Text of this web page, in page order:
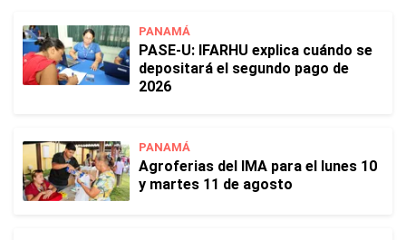
PANAMÁ
PASE-U: IFARHU explica cuándo se
depositará el segundo pago de
2026
PANAMÁ
Agroferias del IMA para el lunes 10
y martes 11 de agosto